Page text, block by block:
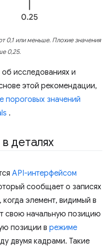
0,1 или меньше. Плохие значения
0,25.
исследованиях и
этой рекомендации,
пороговых значений
.
деталях
API-интерфейсом
сообщает о записях
элемент, видимый в
свою начальную позицию
позиции в режиме
двумя кадрами. Такие